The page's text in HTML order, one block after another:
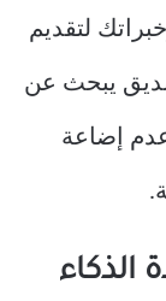
لتقديم
يبحث عن
عدم إضاعة
الذكاء